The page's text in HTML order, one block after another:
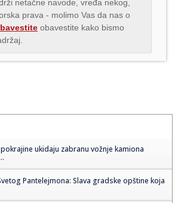
netačne navode, vređa nekog,
prava - molimo Vas da nas o
obavestite kako bismo
ukidaju zabranu vožnje kamiona
Pantelejmona: Slava gradske opštine koja